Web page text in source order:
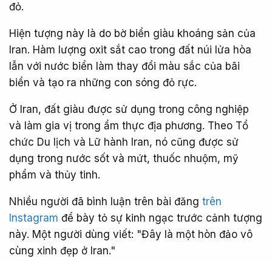
đỏ.
Hiện tượng này là do bờ biển giàu khoáng sản của
Iran. Hàm lượng oxit sắt cao trong đất núi lửa hòa
lẫn với nước biển làm thay đổi màu sắc của bãi
biển và tạo ra những con sóng đỏ rực.
Ở Iran, đất giàu được sử dụng trong công nghiệp
và làm gia vị trong ẩm thực địa phương. Theo Tổ
chức Du lịch và Lữ hành Iran, nó cũng được sử
dụng trong nước sốt và mứt, thuốc nhuộm, mỹ
phẩm và thủy tinh.
Nhiều người đã bình luận trên bài đăng trên
Instagram để bày tỏ sự kinh ngạc trước cảnh tượng
này. Một người dùng viết: "Đây là một hòn đảo vô
cùng xinh đẹp ở Iran."